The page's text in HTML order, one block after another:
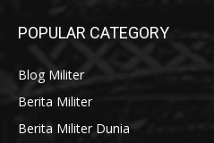
POPULAR CATEGORY
Blog Militer
Berita Militer
Berita Militer Dunia